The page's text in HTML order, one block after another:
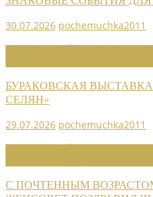
30.07.2026 pochemuchka2011
БУРАКОВСКАЯ
СЕЛЯН»
29.07.2026 pochemuchka2011
С ПОЧТЕННЫМ